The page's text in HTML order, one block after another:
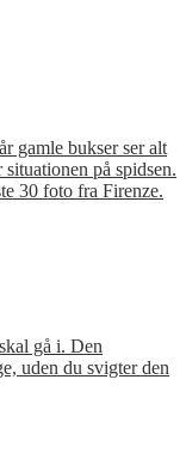
gamle bukser ser alt
på spidsen.
30 foto fra Firenze.
gå i. Den
uden du svigter den